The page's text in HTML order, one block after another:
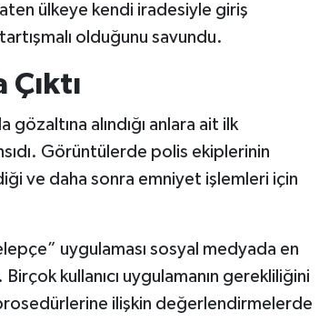
ülkeye kendi iradesiyle giriş
olduğunu savundu.
gözaltına alındığı anlara ait ilk
Görüntülerde polis ekiplerinin
ve daha sonra emniyet işlemleri için
uygulaması sosyal medyada en
kullanıcı uygulamanın gerekliliğini
ilişkin değerlendirmelerde